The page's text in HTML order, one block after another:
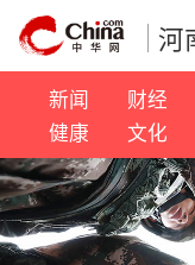
河
新闻 财经
健康
文化